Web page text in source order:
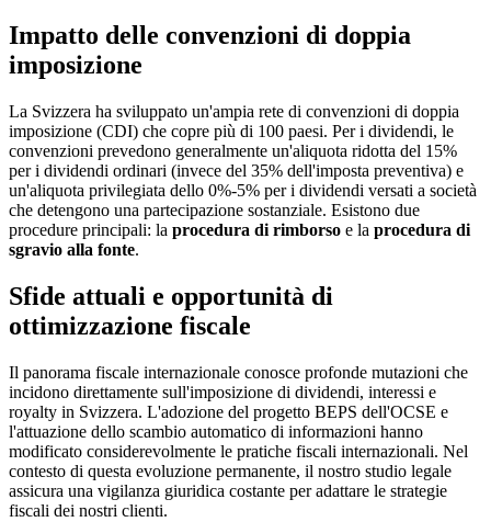
Impatto delle convenzioni di doppia
imposizione
La Svizzera ha sviluppato un'ampia rete di convenzioni di doppia
imposizione (CDI) che copre più di 100 paesi. Per i dividendi, le
convenzioni prevedono generalmente un'aliquota ridotta del 15%
per i dividendi ordinari (invece del 35% dell'imposta preventiva) e
un'aliquota privilegiata dello 0%-5% per i dividendi versati a società
che detengono una partecipazione sostanziale. Esistono due
procedure principali: la procedura di rimborso e la procedura di
sgravio alla fonte.
Sfide attuali e opportunità di
ottimizzazione fiscale
Il panorama fiscale internazionale conosce profonde mutazioni che
incidono direttamente sull'imposizione di dividendi, interessi e
royalty in Svizzera. L'adozione del progetto BEPS dell'OCSE e
l'attuazione dello scambio automatico di informazioni hanno
modificato considerevolmente le pratiche fiscali internazionali. Nel
contesto di questa evoluzione permanente, il nostro studio legale
assicura una vigilanza giuridica costante per adattare le strategie
fiscali dei nostri clienti.